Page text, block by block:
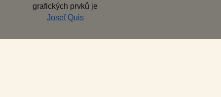
grafických prvků je
Josef Quis